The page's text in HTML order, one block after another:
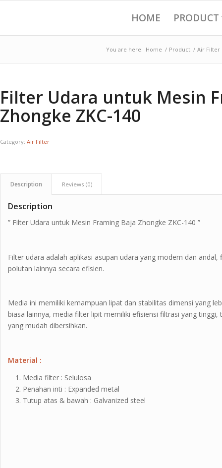
HOME PRODUCT
You are here: Home / Product / Air Filter
Filter Udara untuk Mesin
Zhongke ZKC-140
Category:Air Filter
Description Reviews (0)
Description
” Filter Udara untuk Mesin Framing Baja Zhongke ZKC-140 ”
Filter udara adalah aplikasi asupan udara yang modern dan
polutan lainnya secara efisien.
Media ini memiliki kemampuan lipat dan stabilitas dimensi yang
biasa lainnya, media filter lipit memiliki efisiensi filtrasi yang
yang mudah dibersihkan.
Material :
Media filter : Selulosa
Penahan inti : Expanded metal
Tutup atas & bawah : Galvanized steel